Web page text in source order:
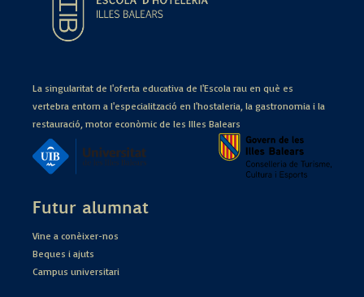
La singularitat de l'oferta educativa de l'Escola rau en què es
vertebra entorn a l'especialització en l'hostaleria, la gastronomia i la
restauració, motor econòmic de les Illes Balears
Futur alumnat
Vine a conèixer-nos
Beques i ajuts
Campus universitari